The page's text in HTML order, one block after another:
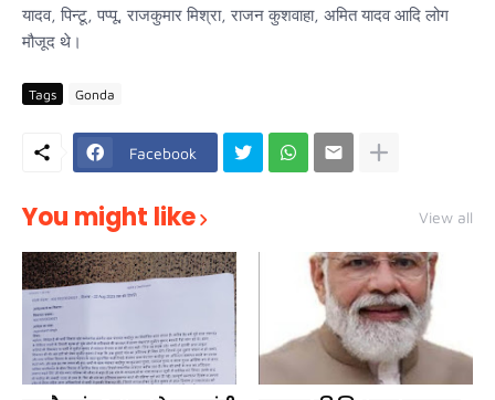
यादव, पिन्टू, पप्पू, राजकुमार मिश्रा, राजन कुशवाहा, अमित यादव आदि लोग
मौजूद थे।
Tags Gonda
Facebook
You might like View all